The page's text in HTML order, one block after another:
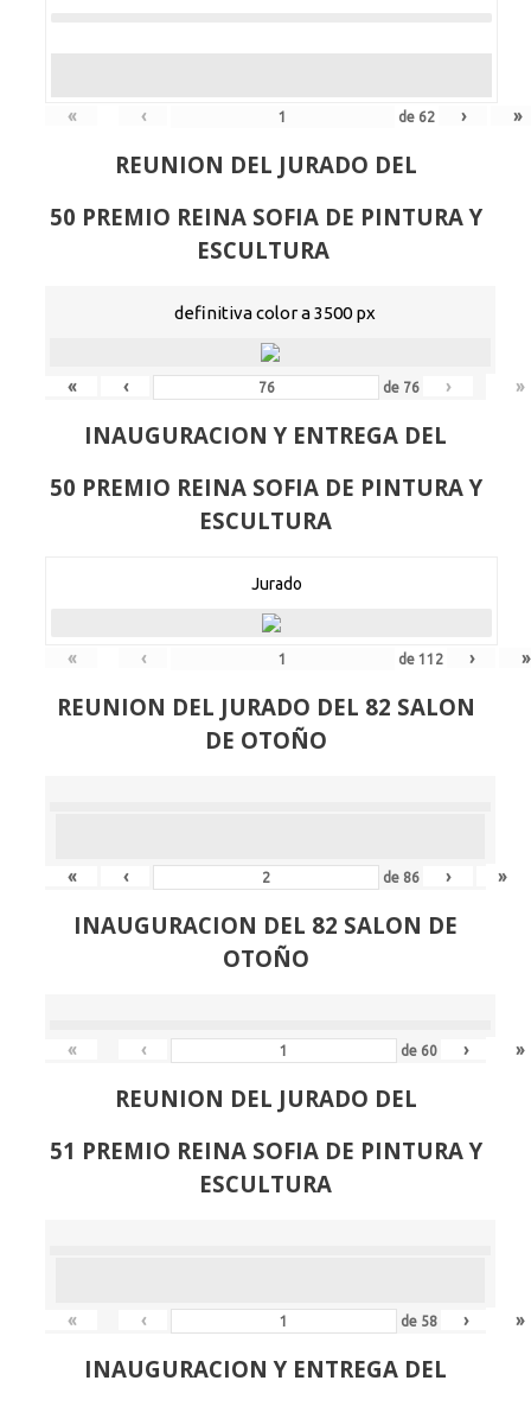
« ‹ de 62 › »
REUNION DEL JURADO DEL
50 PREMIO REINA SOFIA DE PINTURA Y
ESCULTURA
definitiva color a 3500 px
« ‹ de 76 › »
INAUGURACION Y ENTREGA DEL
50 PREMIO REINA SOFIA DE PINTURA Y
ESCULTURA
Jurado
« ‹ de112 › »
REUNION DEL JURADO DEL 82 SALON
DE OTOÑO
« ‹ de 86 › »
INAUGURACION DEL 82 SALON DE
OTOÑO
« ‹ de 60 › »
REUNION DEL JURADO DEL
51 PREMIO REINA SOFIA DE PINTURA Y
ESCULTURA
« ‹ de 58 › »
INAUGURACION Y ENTREGA DEL